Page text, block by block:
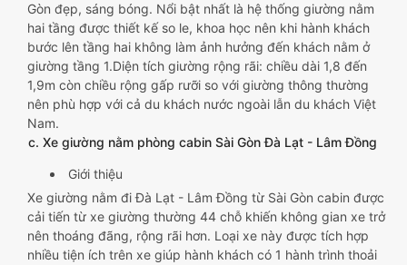
Gòn đẹp, sáng bóng. Nổi bật nhất là hệ thống giường nằm
hai tầng được thiết kế so le, khoa học nên khi hành khách
bước lên tầng hai không làm ảnh hưởng đến khách nằm ở
giường tầng 1.Diện tích giường rộng rãi: chiều dài 1,8 đến
1,9m còn chiều rộng gấp rưỡi so với giường thông thường
nên phù hợp với cả du khách nước ngoài lẫn du khách Việt
Nam.
c. Xe giường nằm phòng cabin Sài Gòn Đà Lạt - Lâm Đồng
Giới thiệu
Xe giường nằm đi Đà Lạt - Lâm Đồng từ Sài Gòn cabin được
cải tiến từ xe giường thường 44 chỗ khiến không gian xe trở
nên thoáng đãng, rộng rãi hơn. Loại xe này được tích hợp
nhiều tiện ích trên xe giúp hành khách có 1 hành trình thoải